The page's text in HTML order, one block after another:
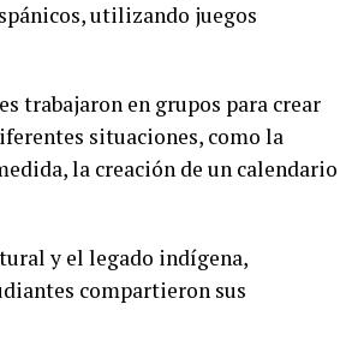
utilizando juegos
trabajaron en grupos para crear
situaciones, como la
la creación de un calendario
y el legado indígena,
compartieron sus